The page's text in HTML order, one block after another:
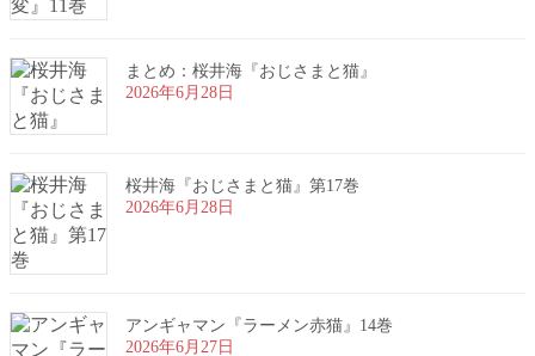
まとめ：桜井海『おじさまと猫』
2026年6月28日
桜井海『おじさまと猫』第17巻
2026年6月28日
アンギャマン『ラーメン赤猫』14巻
2026年6月27日